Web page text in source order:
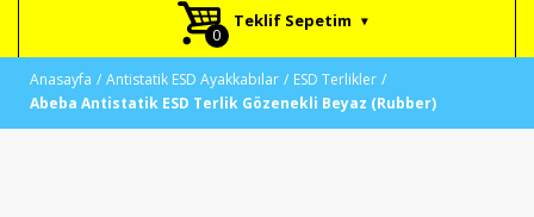
Teklif Sepetim
Anasayfa Antistatik ESD Ayakkabılar
ESD Terlikler
Abeba Antistatik ESD Terlik Gözenekli Beyaz (Rubber)